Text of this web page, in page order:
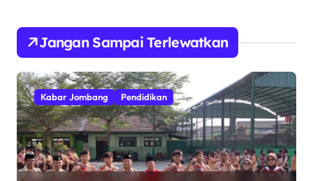
Jangan Sampai Terlewatkan
Kabar Jombang Pendidikan